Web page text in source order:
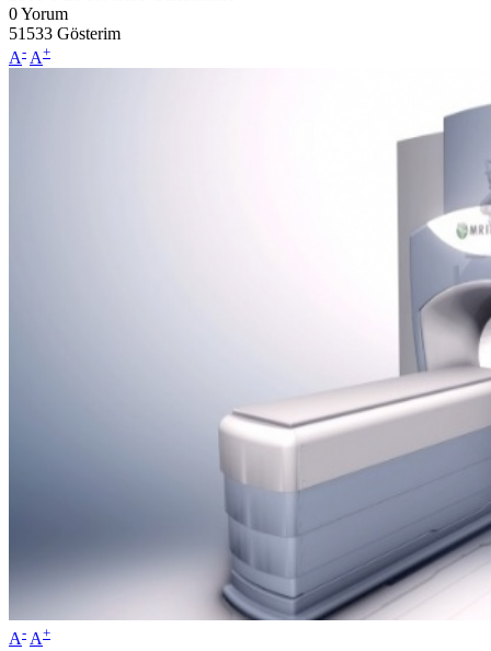
0Yorum
51533 Gösterim
A- A+
A- A+